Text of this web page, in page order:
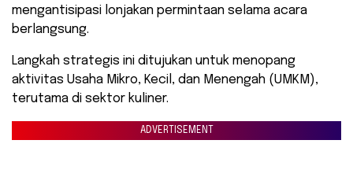
mengantisipasi lonjakan permintaan selama acara
berlangsung.
Langkah strategis ini ditujukan untuk menopang
aktivitas Usaha Mikro, Kecil, dan Menengah (UMKM),
terutama di sektor kuliner.
ADVERTISEMENT